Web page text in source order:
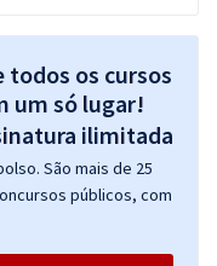
todos os cursos
um só lugar!
São mais de 25
públicos, com